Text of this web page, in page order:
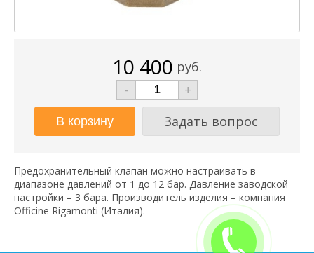
10 400 руб.
-
+
Задать вопрос
Предохранительный клапан можно настраивать в
диапазоне давлений от 1 до 12 бар. Давление заводской
настройки – 3 бара. Производитель изделия – компания
Officine Rigamonti (Италия).